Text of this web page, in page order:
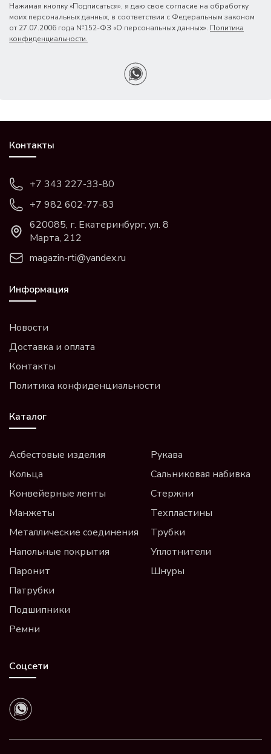
Нажимая кнопку «Подписаться», я даю свое согласие на обработку
моих персональных данных, в соответствии с Федеральным законом
от 27.07.2006 года №152-ФЗ «О персональных данных». Политика
конфиденциальности.
Контакты
+7 343 227-33-80
+7 982 602-77-83
620085, г. Екатеринбург, ул. 8
Марта, 212
magazin-rti@yandex.ru
Информация
Новости
Доставка и оплата
Контакты
Политика конфиденциальности
Каталог
Асбестовые изделия
Кольца
Конвейерные ленты
Манжеты
Металлические соединения
Напольные покрытия
Паронит
Патрубки
Подшипники
Ремни
Рукава
Сальниковая набивка
Стержни
Техпластины
Трубки
Уплотнители
Шнуры
Соцсети